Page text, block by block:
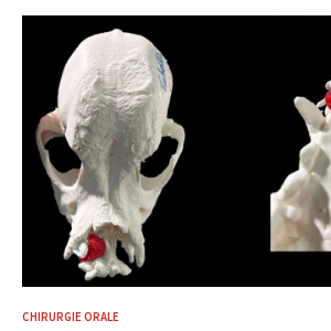
CHIRURGIE ORALE